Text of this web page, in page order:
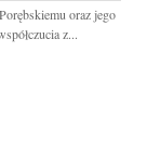
oraz jego
z...